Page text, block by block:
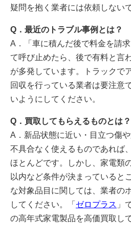
疑問を抱く業者には依頼しない
Q．最近のトラブル事例とは？
A．「車に積んだ後で料金を請
て呼び止めたら、後で有料と言
が多発しています。トラックで
回収を行っている業者は要注意
いようにしてください。
Q．買取してもらえるものとは？
A．新品状態に近い・目立つ傷
不具合なく使えるものであれば
ほとんどです。しかし、家電類
以内など条件が決まっていると
な対象品目に関しては、業者の
してください。「 ゼロプラス 」
の高年式家電製品を高価買取し